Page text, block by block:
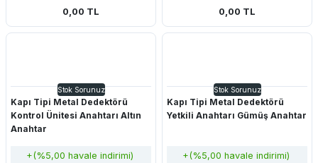
0,00 TL 0,00 TL
Stok Sorunuz
Kapı Tipi Metal Dedektörü
Kontrol Ünitesi Anahtarı Altın
Anahtar
+(%5,00 havale indirimi)
Stok Sorunuz
Kapı Tipi Metal Dedektörü
Yetkili Anahtarı Gümüş Anahtar
+(%5,00 havale indirimi)